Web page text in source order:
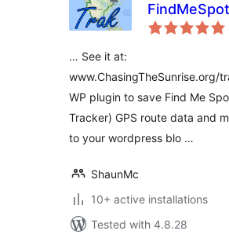
Tracker)
… See it at:
www.ChasingTheSunrise.org/
WP plugin to save Find Me
Tracker) GPS route data and
to your wordpress blo …
ShaunMc
10+ active installations
Tested with 4.8.28